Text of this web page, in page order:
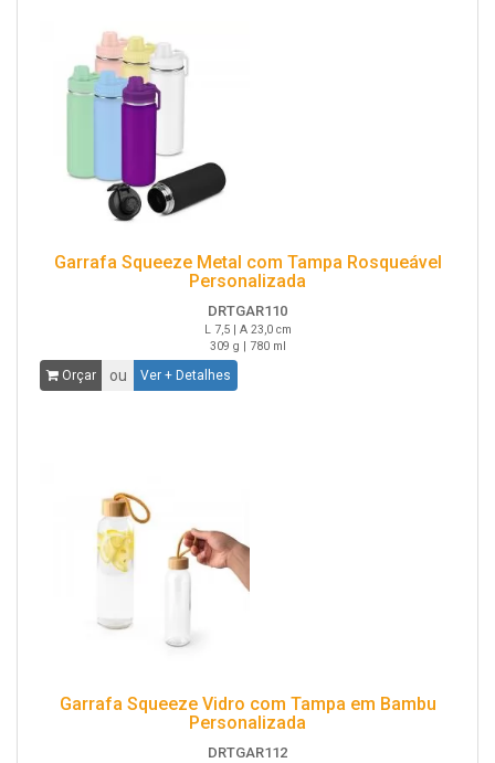
Garrafa Squeeze Metal com Tampa Rosqueável
Personalizada
DRTGAR110
L 7,5 | A 23,0 cm
309 g | 780 ml
Orçar ou Ver + Detalhes
Garrafa Squeeze Vidro com Tampa em Bambu
Personalizada
DRTGAR112